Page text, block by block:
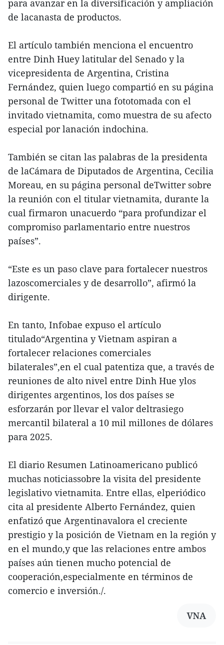
para avanzar en la diversificación y ampliación
de lacanasta de productos.
El artículo también menciona el encuentro
entre Dinh Huey latitular del Senado y la
vicepresidenta de Argentina, Cristina
Fernández, quien luego compartió en su página
personal de Twitter una fototomada con el
invitado vietnamita, como muestra de su afecto
especial por lanación indochina.
También se citan las palabras de la presidenta
de laCámara de Diputados de Argentina, Cecilia
Moreau, en su página personal deTwitter sobre
la reunión con el titular vietnamita, durante la
cual firmaron unacuerdo “para profundizar el
compromiso parlamentario entre nuestros
países”.
“Este es un paso clave para fortalecer nuestros
lazoscomerciales y de desarrollo”, afirmó la
dirigente.
En tanto, Infobae expuso el artículo
titulado“Argentina y Vietnam aspiran a
fortalecer relaciones comerciales
bilaterales”,en el cual patentiza que, a través de
reuniones de alto nivel entre Dinh Hue ylos
dirigentes argentinos, los dos países se
esforzarán por llevar el valor deltrasiego
mercantil bilateral a 10 mil millones de dólares
para 2025.
El diario Resumen Latinoamericano publicó
muchas noticiassobre la visita del presidente
legislativo vietnamita. Entre ellas, elperiódico
cita al presidente Alberto Fernández, quien
enfatizó que Argentinavalora el creciente
prestigio y la posición de Vietnam en la región y
en el mundo,y que las relaciones entre ambos
países aún tienen mucho potencial de
cooperación,especialmente en términos de
comercio e inversión./.
VNA